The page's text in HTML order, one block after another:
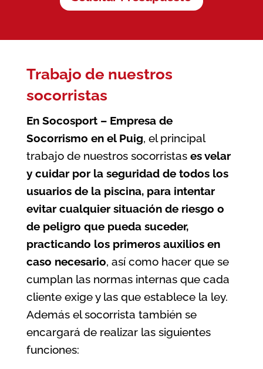
Trabajo de nuestros
socorristas
En Socosport – Empresa de
Socorrismo en el Puig, el principal
trabajo de nuestros socorristas es velar
y cuidar por la seguridad de todos los
usuarios de la piscina, para intentar
evitar cualquier situación de riesgo o
de peligro que pueda suceder,
practicando los primeros auxilios en
caso necesario, así como hacer que se
cumplan las normas internas que cada
cliente exige y las que establece la ley.
Además el socorrista también se
encargará de realizar las siguientes
funciones: